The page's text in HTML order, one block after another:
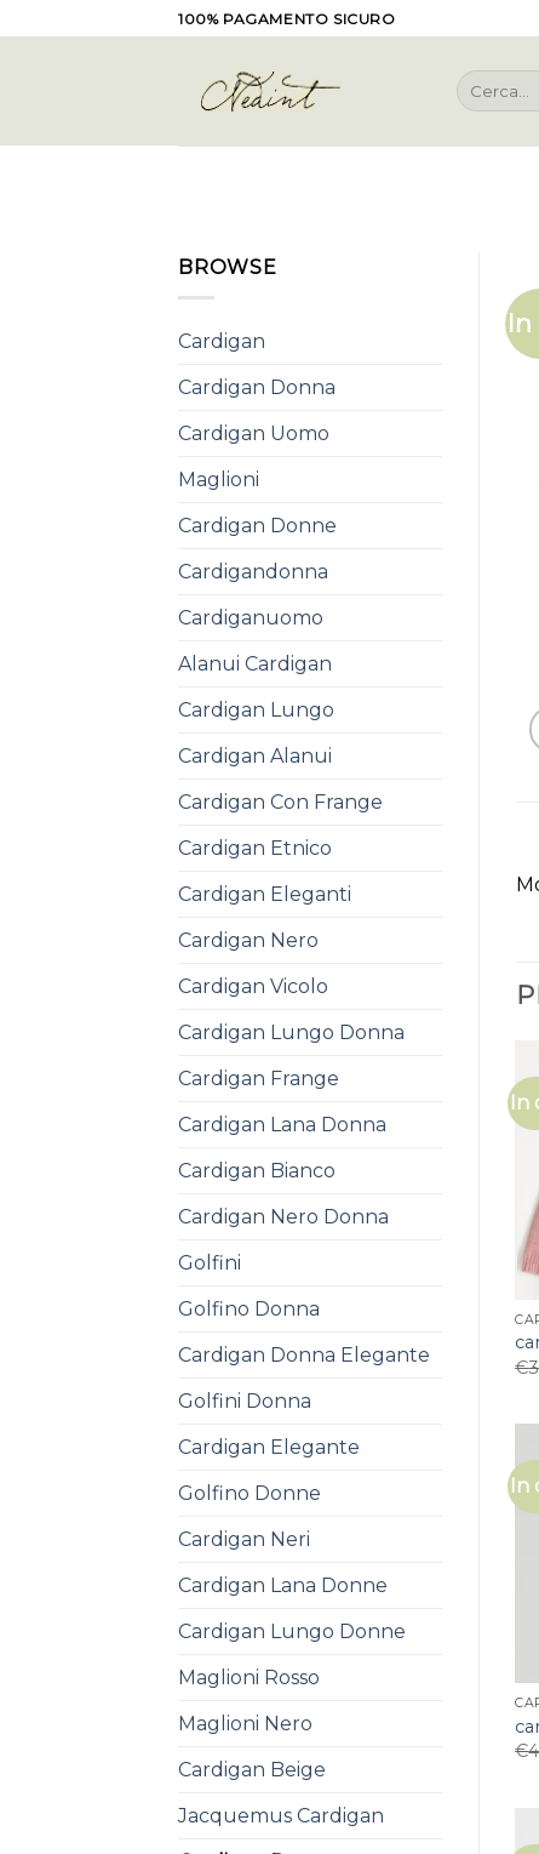
to
100% PAGAMENTO SICURO
Cerca:
BROWSE
Cardigan
Cardigan Donna
Cardigan Uomo
Maglioni
Cardigan Donne
Cardigandonna
Cardiganuomo
Alanui Cardigan
Cardigan Lungo
Cardigan Alanui
Cardigan Con Frange
Cardigan Etnico
Cardigan Eleganti
Cardigan Nero
Cardigan Vicolo
Cardigan Lungo Donna
Cardigan Frange
Cardigan Lana Donna
Cardigan Bianco
Cardigan Nero Donna
Golfini
Golfino Donna
Cardigan Donna Elegante
Golfini Donna
Cardigan Elegante
Golfino Donne
Cardigan Neri
Cardigan Lana Donne
Cardigan Lungo Donne
Maglioni Rosso
Maglioni Nero
Cardigan Beige
Jacquemus Cardigan
In
In
€
€